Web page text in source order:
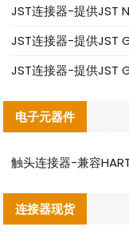
JST连接器-提供JST
JST连接器-提供JST
JST连接器-提供JST
电子元器件
连接器现货